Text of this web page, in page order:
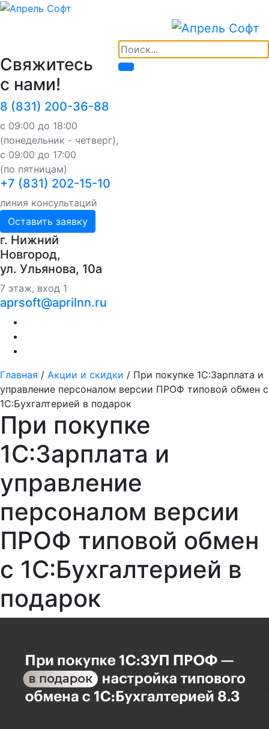
Свяжитесь
с нами!
8 (831) 200-36-88
с 09:00 до 18:00
(понедельник - четверг),
с 09:00 до 17:00
(по пятницам)
+7 (831) 202-15-10
линия консультаций
Оставить заявку
г. Нижний
Новгород,
ул. Ульянова, 10a
7 этаж, вход 1
aprsoft@aprilnn.ru
Главная / Акции и скидки / При покупке 1С:Зарплата и
управление персоналом версии ПРОФ типовой обмен с
1С:Бухгалтерией в подарок
При покупке
1С:Зарплата и
управление
персоналом версии
ПРОФ типовой обмен
с 1С:Бухгалтерией в
подарок